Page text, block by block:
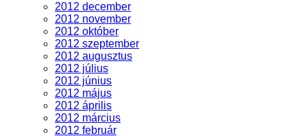
2012 december
2012 november
2012 október
2012 szeptember
2012 augusztus
2012 július
2012 június
2012 május
2012 április
2012 március
2012 február